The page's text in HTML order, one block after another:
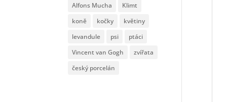
Alfons Mucha
Klimt
koně
kočky
květiny
levandule
psi
ptáci
Vincent van Gogh
zvířata
český porcelán